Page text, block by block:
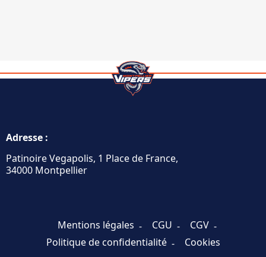
Adresse :
Patinoire Vegapolis, 1 Place de France,
34000 Montpellier
Mentions légales CGU
CGV
Politique de confidentialité
Cookies